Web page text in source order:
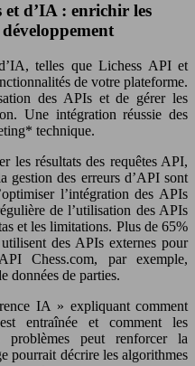
et d’IA : enrichir les
telles que Lichess API et
de votre plateforme.
des APIs et de gérer les
Une intégration réussie des
technique.
les résultats des requêtes API,
gestion des erreurs d’API sont
l’intégration des APIs
de l’utilisation des APIs
et les limitations. Plus de 65%
des APIs externes pour
Chess.com, par exemple,
données de parties.
IA » expliquant comment
entraînée et comment les
problèmes peut renforcer la
pourrait décrire les algorithmes